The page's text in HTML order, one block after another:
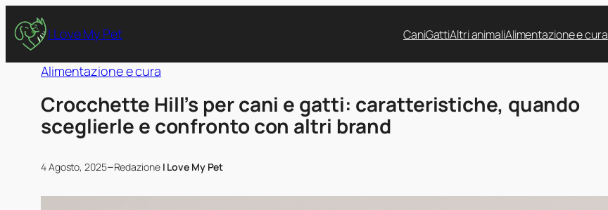
I Love My Pet CaniGattiAltri animaliAlimentazione e cura
Alimentazione e cura
Crocchette Hill’s per cani e gatti: caratteristiche, quando
sceglierle e confronto con altri brand
4 Agosto, 2025–Redazione I Love My Pet